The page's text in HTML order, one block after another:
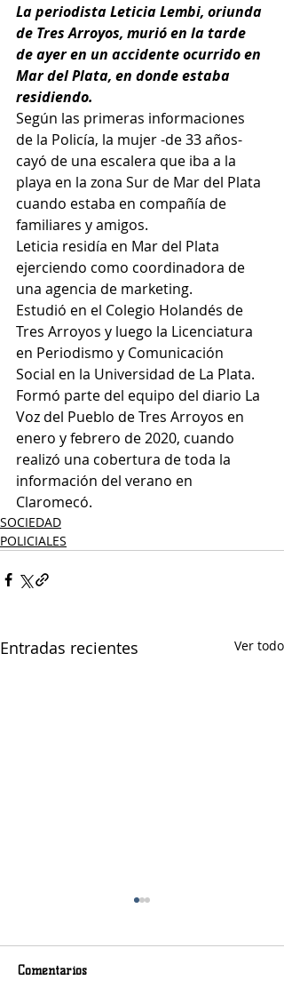
La periodista Leticia Lembi, oriunda
de Tres Arroyos, murió en la tarde
de ayer en un accidente ocurrido en
Mar del Plata, en donde estaba
residiendo.
Según las primeras informaciones
de la Policía, la mujer -de 33 años-
cayó de una escalera que iba a la
playa en la zona Sur de Mar del Plata
cuando estaba en compañía de
familiares y amigos.
Leticia residía en Mar del Plata
ejerciendo como coordinadora de
una agencia de marketing.
Estudió en el Colegio Holandés de
Tres Arroyos y luego la Licenciatura
en Periodismo y Comunicación
Social en la Universidad de La Plata.
Formó parte del equipo del diario La
Voz del Pueblo de Tres Arroyos en
enero y febrero de 2020, cuando
realizó una cobertura de toda la
información del verano en
Claromecó.
SOCIEDAD
POLICIALES
Entradas recientes Ver todo
Comentarios